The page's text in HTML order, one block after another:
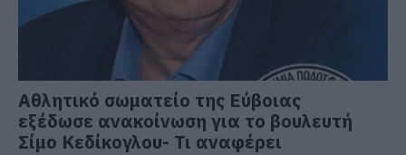
Αθλητικό σωματείο της Εύβοιας
εξέδωσε ανακοίνωση για το βουλευτή
Σίμο Κεδίκογλου- Τι αναφέρει